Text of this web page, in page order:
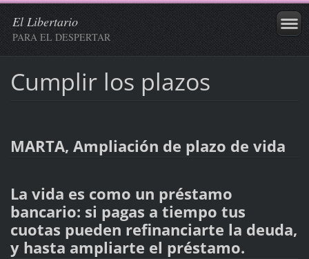
El Libertario
PARA EL DESPERTAR
Cumplir los plazos
MARTA, Ampliación de plazo de vida
La vida es como un préstamo
bancario: si pagas a tiempo tus
cuotas pueden refinanciarte la deuda,
y hasta ampliarte el préstamo.